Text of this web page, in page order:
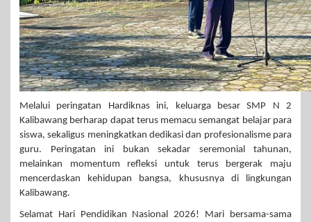
Melalui peringatan Hardiknas ini, keluarga besar SMP N 2
Kalibawang berharap dapat terus memacu semangat belajar para
siswa, sekaligus meningkatkan dedikasi dan profesionalisme para
guru. Peringatan ini bukan sekadar seremonial tahunan,
melainkan momentum refleksi untuk terus bergerak maju
mencerdaskan kehidupan bangsa, khususnya di lingkungan
Kalibawang.
Selamat Hari Pendidikan Nasional 2026! Mari bersama-sama